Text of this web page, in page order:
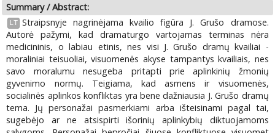
Summary / Abstract:
LT Straipsnyje nagrinėjama kvailio figūra J. Grušo dramose.
Autorė pažymi, kad dramaturgo vartojamas terminas nėra
medicininis, o labiau etinis, nes visi J. Grušo dramų kvailiai -
moraliniai teisuoliai, visuomenės akyse tampantys kvailiais, nes
savo moralumu nesugeba pritapti prie aplinkinių žmonių
gyvenimo normų. Teigiama, kad asmens ir visuomenės,
socialinės aplinkos konfliktas yra bene dažniausia J. Grušo dramų
tema. Jų personažai pasmerkiami arba išteisinami pagal tai,
sugebėjo ar ne atsispirti išorinių aplinkybių diktuojamoms